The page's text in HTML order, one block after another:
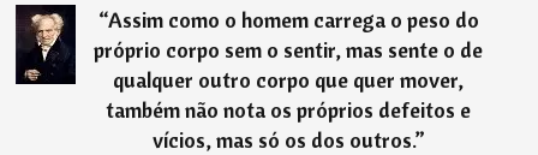
“Assim como o homem carrega o peso do
próprio corpo sem o sentir, mas sente o de
qualquer outro corpo que quer mover,
também não nota os próprios defeitos e
vícios, mas só os dos outros.”